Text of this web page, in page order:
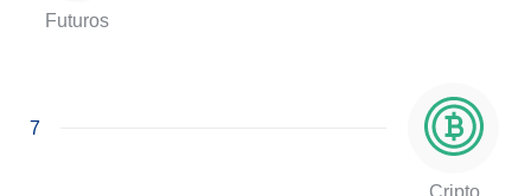
Futuros
7
Cripto